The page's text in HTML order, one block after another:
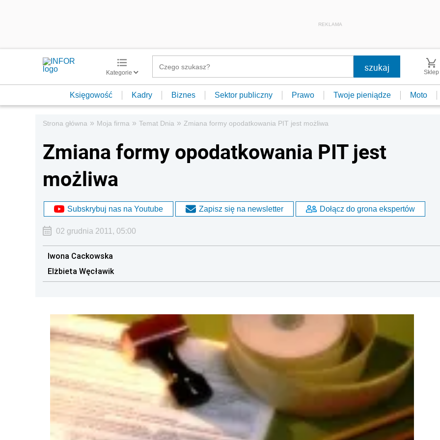
REKLAMA
Kategorie Sklep
Księgowość Kadry Biznes Sektor publiczny Prawo Twoje pieniądze Moto
Strona główna » Moja firma » Temat Dnia » Zmiana formy opodatkowania PIT jest możliwa
Zmiana formy opodatkowania PIT jest
możliwa
Subskrybuj nas na Youtube Zapisz się na newsletter Dołącz do grona ekspertów
02 grudnia 2011, 05:00
Iwona Cackowska
Elżbieta Węcławik